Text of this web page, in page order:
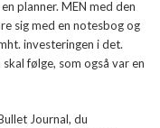
planner. MEN med den
sig med en notesbog og
investeringen i det.
følge, som også var en
Journal, du